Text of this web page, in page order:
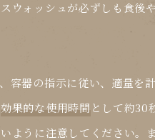
ウォッシュが必ずしも食後
容器の指示に従い、適量を
効果的な使用時間として約30
ように注意してください。